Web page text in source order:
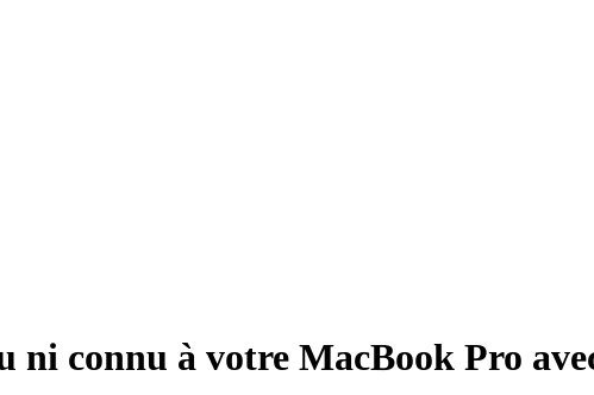
ni connu à votre MacBook Pro